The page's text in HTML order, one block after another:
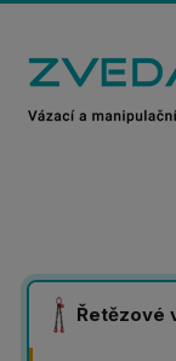
Řetězové